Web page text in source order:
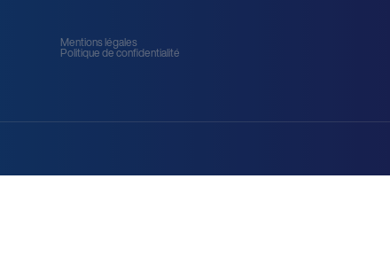
Mentions légales
Politique de confidentialité